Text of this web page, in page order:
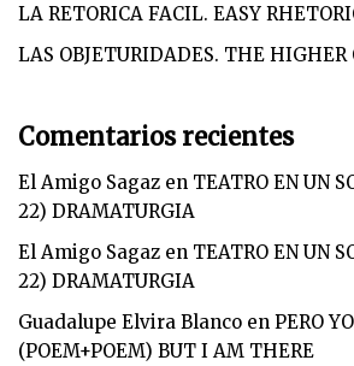
LA RETORICA FACIL. EASY
LAS OBJETURIDADES. THE HIGHER
Comentarios recientes
El Amigo Sagaz en TEATRO EN UN
22) DRAMATURGIA
El Amigo Sagaz en TEATRO EN UN
22) DRAMATURGIA
Guadalupe Elvira Blanco en PERO
(POEM+POEM) BUT I AM THERE